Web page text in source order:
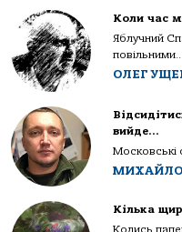
Коли час
Яблучний
повільними...
ОЛЕГ
вийде…
Московські
Кілька
Колись